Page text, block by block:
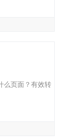
么页面？有效转